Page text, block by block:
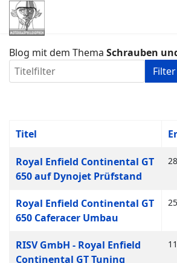
Blog mit dem Thema Schrauben
Titelfilter
Filter
Titel
Royal Enfield Continental GT
650 auf Dynojet Prüfstand
Royal Enfield Continental GT
650 Caferacer Umbau
RISV GmbH - Royal Enfield
Continental GT Tuning